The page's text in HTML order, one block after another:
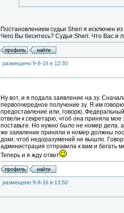
Постановлением судьи Sheri я исключен
Чего Вы беситесь? Судья Sheri. Что Вас и
размещено 9-8-16 в 12:30
Ну вот, и я подала заявление на зу.
первоочередное получение зу. Я им
предоставление или, говорю,
отвели к секретарю, чтоб она приняла
поставьте. Но нужно было не номер дела,
же заявление приняли и номер должны
доки, чтоб недоразумений не вышло.
администрация отправила к вам и бегать
Теперь и я жду ответ
размещено 9-8-16 в 13:50